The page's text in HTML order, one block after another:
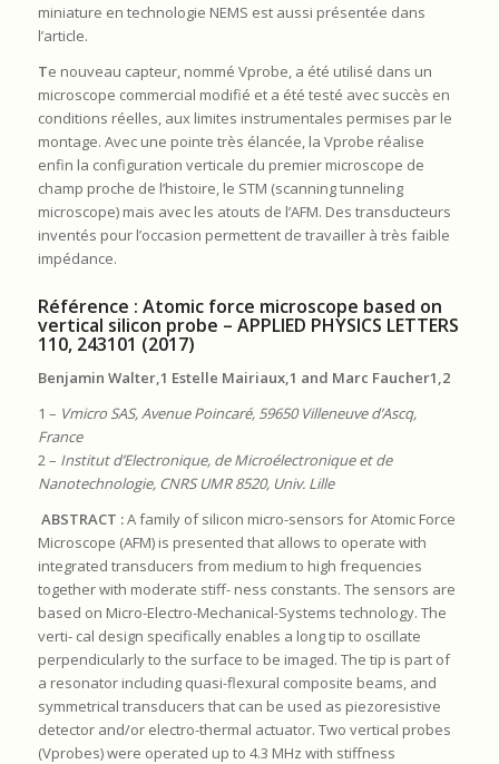
miniature en technologie NEMS est aussi présentée dans
l’article.
Te nouveau capteur, nommé Vprobe, a été utilisé dans un
microscope commercial modifié et a été testé avec succès en
conditions réelles, aux limites instrumentales permises par le
montage. Avec une pointe très élancée, la Vprobe réalise
enfin la configuration verticale du premier microscope de
champ proche de l’histoire, le STM (scanning tunneling
microscope) mais avec les atouts de l’AFM. Des transducteurs
inventés pour l’occasion permettent de travailler à très faible
impédance.
Référence : Atomic force microscope based on
vertical silicon probe – APPLIED PHYSICS LETTERS
110, 243101 (2017)
Benjamin Walter,1 Estelle Mairiaux,1 and Marc Faucher1,2
1 – Vmicro SAS, Avenue Poincaré, 59650 Villeneuve d’Ascq,
France
2 – Institut d’Electronique, de Microélectronique et de
Nanotechnologie, CNRS UMR 8520, Univ. Lille
ABSTRACT :A family of silicon micro-sensors for Atomic Force
Microscope (AFM) is presented that allows to operate with
integrated transducers from medium to high frequencies
together with moderate stiff- ness constants. The sensors are
based on Micro-Electro-Mechanical-Systems technology. The
verti- cal design specifically enables a long tip to oscillate
perpendicularly to the surface to be imaged. The tip is part of
a resonator including quasi-flexural composite beams, and
symmetrical transducers that can be used as piezoresistive
detector and/or electro-thermal actuator. Two vertical probes
(Vprobes) were operated up to 4.3 MHz with stiffness